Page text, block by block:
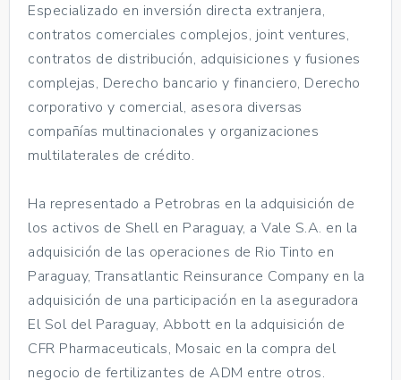
Especializado en inversión directa extranjera,
contratos comerciales complejos, joint ventures,
contratos de distribución, adquisiciones y fusiones
complejas, Derecho bancario y financiero, Derecho
corporativo y comercial, asesora diversas
compañías multinacionales y organizaciones
multilaterales de crédito.
Ha representado a Petrobras en la adquisición de
los activos de Shell en Paraguay, a Vale S.A. en la
adquisición de las operaciones de Rio Tinto en
Paraguay, Transatlantic Reinsurance Company en la
adquisición de una participación en la aseguradora
El Sol del Paraguay, Abbott en la adquisición de
CFR Pharmaceuticals, Mosaic en la compra del
negocio de fertilizantes de ADM entre otros.